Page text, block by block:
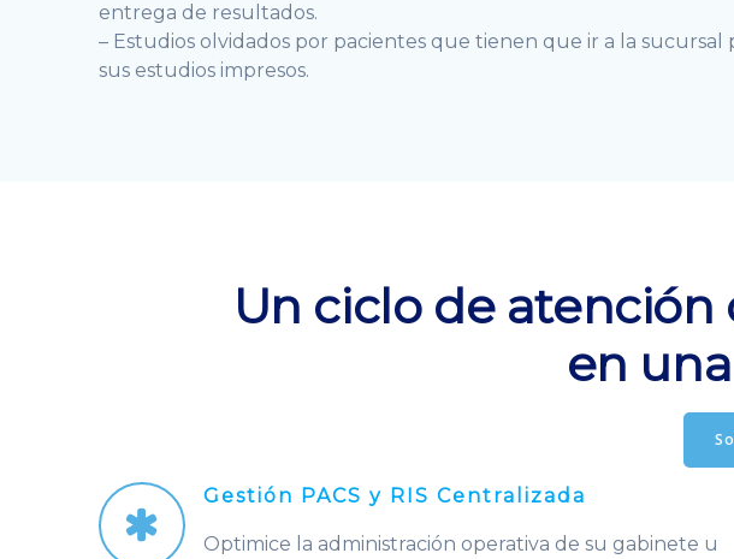
entrega de resultados.
– Estudios olvidados por pacientes que tienen que ir a la sucursal
sus estudios impresos.
Un ciclo de
en
Gestión PACS y RIS Centralizada
Optimice la administración operativa de su gabinete u